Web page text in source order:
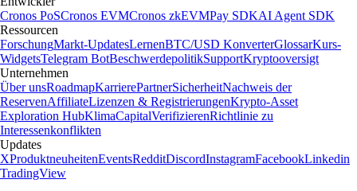
Cronos PoSCronos EVMCronos zkEVMPay SDKAI Agent SDK
Ressourcen
ForschungMarkt-UpdatesLernenBTC/USD KonverterGlossarKurs-
WidgetsTelegram BotBeschwerdepolitikSupportKryptooversigt
Unternehmen
Über unsRoadmapKarrierePartnerSicherheitNachweis der
ReservenAffiliateLizenzen & RegistrierungenKrypto-Asset
Exploration HubKlimaCapitalVerifizierenRichtlinie zu
Interessenkonflikten
Updates
XProduktneuheitenEventsRedditDiscordInstagramFacebookLinkedin
TradingView